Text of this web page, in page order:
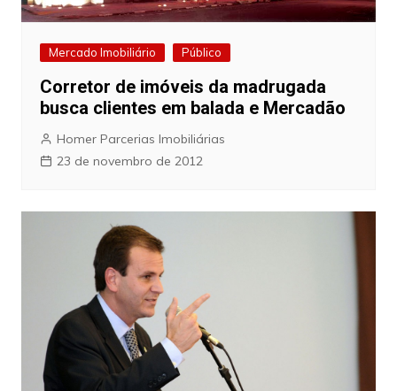
Mercado Imobiliário Público
Corretor de imóveis da madrugada
busca clientes em balada e Mercadão
Homer Parcerias Imobiliárias
23 de novembro de 2012